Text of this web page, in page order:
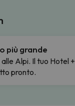
più grande
Alpi. Il tuo Hotel +
pronto.